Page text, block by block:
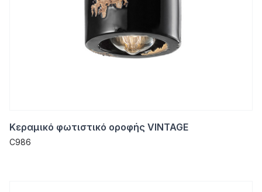
Κεραμικό φωτιστικό οροφής VINTAGE
C986